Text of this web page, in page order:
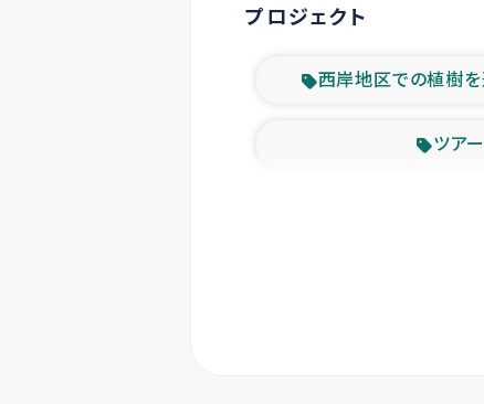
プロジェクト
西岸地区での植樹
ツア
緊
東ティモ